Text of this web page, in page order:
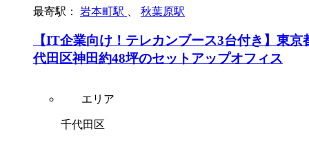
最寄駅： 岩本町駅 秋葉原駅
【IT企業向け！テレカンブース3台付き】東京
代田区神田約48坪のセットアップオフィス
エリア
千代田区